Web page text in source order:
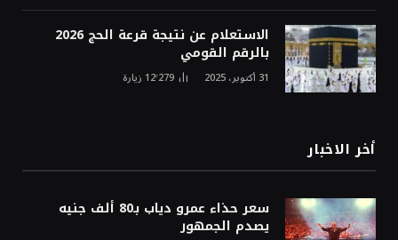
الاستعلام عن نتيجة قرعة الحج 2026
بالرقم القومي
31 أكتوبر، 2025 12٬279 زيارة
أخر الاخبار
سعر حذاء عمرو دياب بـ80 ألف جنيه
يصدم الجمهور